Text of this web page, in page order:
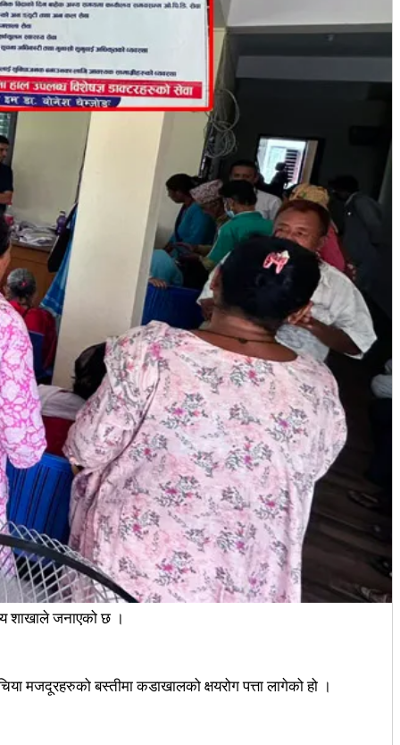
शाखाले जनाएको छ ।
मजदूरहरुको बस्तीमा कडाखालको क्षयरोग पत्ता लागेको हो ।